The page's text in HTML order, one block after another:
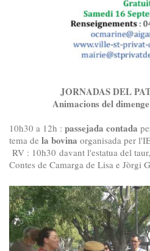
JORNADAS DEL
Animacions del
10h30 a 12h : passejada contada
tema de la bovina organisada per
RV : 10h30 davant l'estatua del
Contes de Camarga de Lisa e Jòrgi